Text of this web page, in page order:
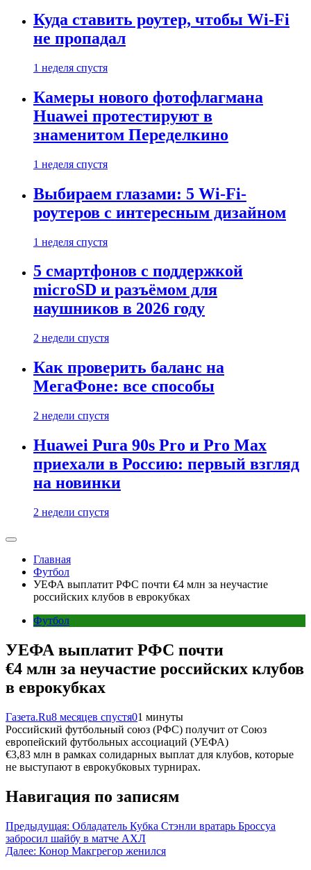
Куда ставить роутер, чтобы Wi-Fi
не пропадал
1 неделя спустя
Камеры нового фотофлагмана
Huawei протестируют в
знаменитом Переделкино
1 неделя спустя
Выбираем глазами: 5 Wi-Fi-
роутеров с интересным дизайном
1 неделя спустя
5 смартфонов с поддержкой
microSD и разъёмом для
наушников в 2026 году
2 недели спустя
Как проверить баланс на
МегаФоне: все способы
2 недели спустя
Huawei Pura 90s Pro и Pro Max
приехали в Россию: первый взгляд
на новинки
2 недели спустя
Главная
Футбол
УЕФА выплатит РФС почти €4 млн за неучастие
российских клубов в еврокубках
Футбол
УЕФА выплатит РФС почти
€4 млн за неучастие российских клубов
в еврокубках
Газета.Ru8 месяцев спустя01 минуты
Российский футбольный союз (РФС) получит от Союз
европейский футбольных ассоциаций (УЕФА)
€3,83 млн в рамках солидарных выплат для клубов, которые
не выступают в еврокубковых турнирах.
Навигация по записям
Предыдущая: Обладатель Кубка Стэнли вратарь Броссуа
забросил шайбу в матче АХЛ
Далее: Конор Макгрегор женился